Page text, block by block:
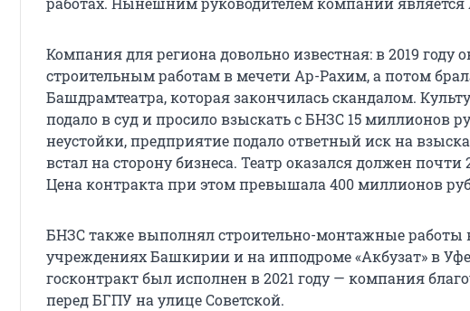
Компания для региона довольно известная: в 2019 году
строительным работам в мечети Ар-Рахим, а потом
Башдрамтеатра, которая закончилась скандалом.
подало в суд и просило взыскать с БНЗС 15 миллионов
неустойки, предприятие подало ответный иск на
встал на сторону бизнеса. Театр оказался должен
Цена контракта при этом превышала 400 миллионов
БНЗС также выполнял строительно-монтажные работы
учреждениях Башкирии и на ипподроме «Акбузат» в
госконтракт был исполнен в 2021 году — компания
перед БГПУ на улице Советской.